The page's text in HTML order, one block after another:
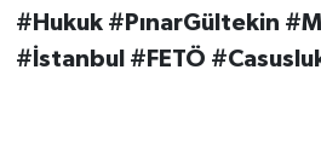
#Hukuk #PınarGültekin
#İstanbul #FETÖ